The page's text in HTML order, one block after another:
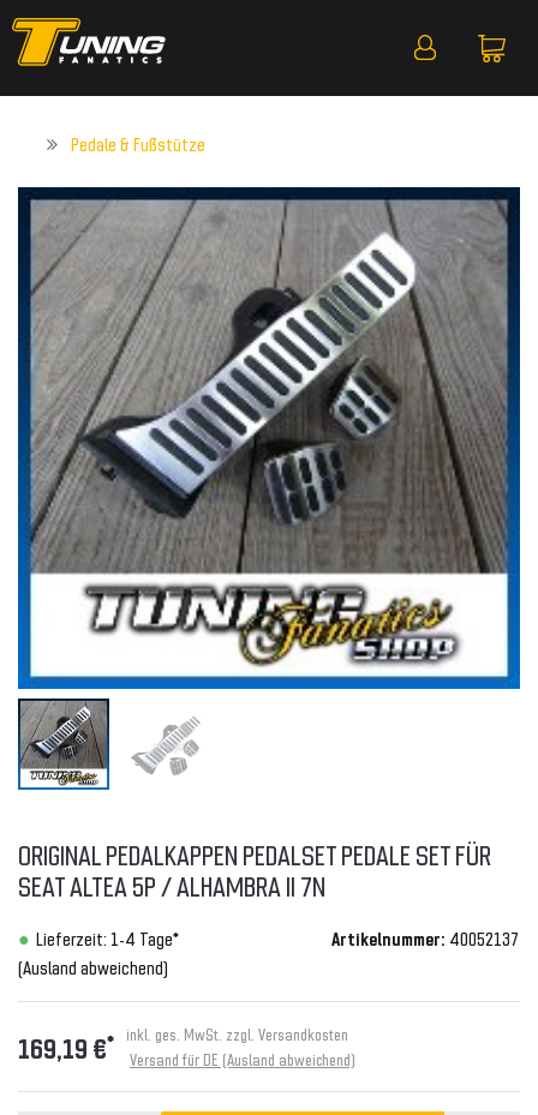
Pedale & Fußstütze
ORIGINAL PEDALKAPPEN PEDALSET PEDALE SET FÜR
SEAT ALTEA 5P / ALHAMBRA II 7N
Lieferzeit: 1-4 Tage*
(Ausland abweichend)
Artikelnummer: 40052137
169,19 €* inkl. ges. MwSt. zzgl. Versandkosten
Versand für DE (Ausland abweichend)